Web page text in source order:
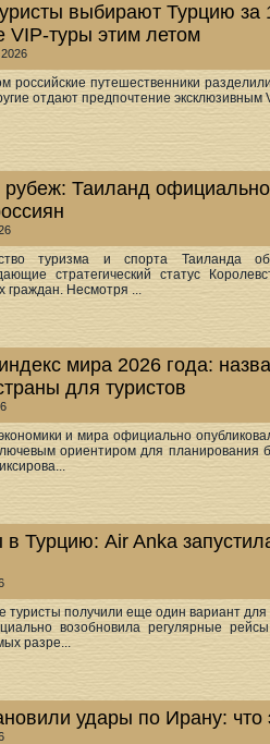
выбирают Турцию
VIP-туры этим летом
российские путешественники
отдают предпочтение
Таиланд официально
туризма и спорта Таиланда
стратегический статус
граждан. Несмотря ...
мира 2026 года:
для туристов
и мира официально
ориентиром для планирования
Турцию: Air Anka
туристы получили еще один вариант
возобновила регулярные
разре...
удары по Ирану: что